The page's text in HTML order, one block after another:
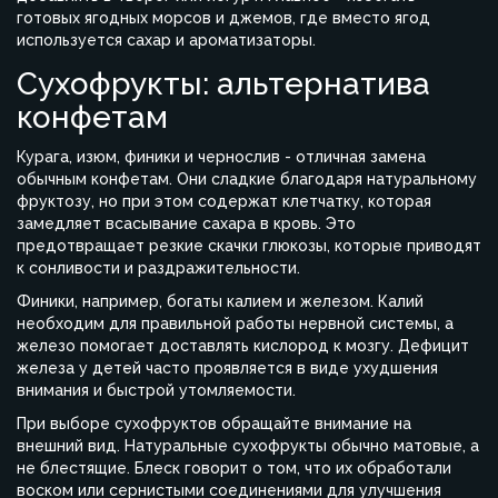
готовых ягодных морсов и джемов, где вместо ягод
используется сахар и ароматизаторы.
Сухофрукты: альтернатива
конфетам
Курага, изюм, финики и чернослив - отличная замена
обычным конфетам. Они сладкие благодаря натуральному
фруктозу, но при этом содержат клетчатку, которая
замедляет всасывание сахара в кровь. Это
предотвращает резкие скачки глюкозы, которые приводят
к сонливости и раздражительности.
Финики, например, богаты калием и железом. Калий
необходим для правильной работы нервной системы, а
железо помогает доставлять кислород к мозгу. Дефицит
железа у детей часто проявляется в виде ухудшения
внимания и быстрой утомляемости.
При выборе сухофруктов обращайте внимание на
внешний вид. Натуральные сухофрукты обычно матовые, а
не блестящие. Блеск говорит о том, что их обработали
воском или сернистыми соединениями для улучшения